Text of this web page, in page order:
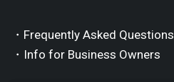
・Frequently Asked Questions
・Info for Business Owners